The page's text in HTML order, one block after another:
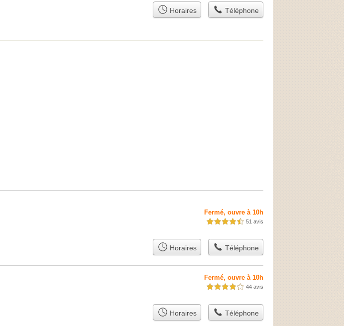
Horaires Téléphone
Fermé, ouvre à 10h
4,5 étoiles sur 5 51 avis
Horaires Téléphone
Fermé, ouvre à 10h
4,0 étoiles sur 5 44 avis
Horaires Téléphone